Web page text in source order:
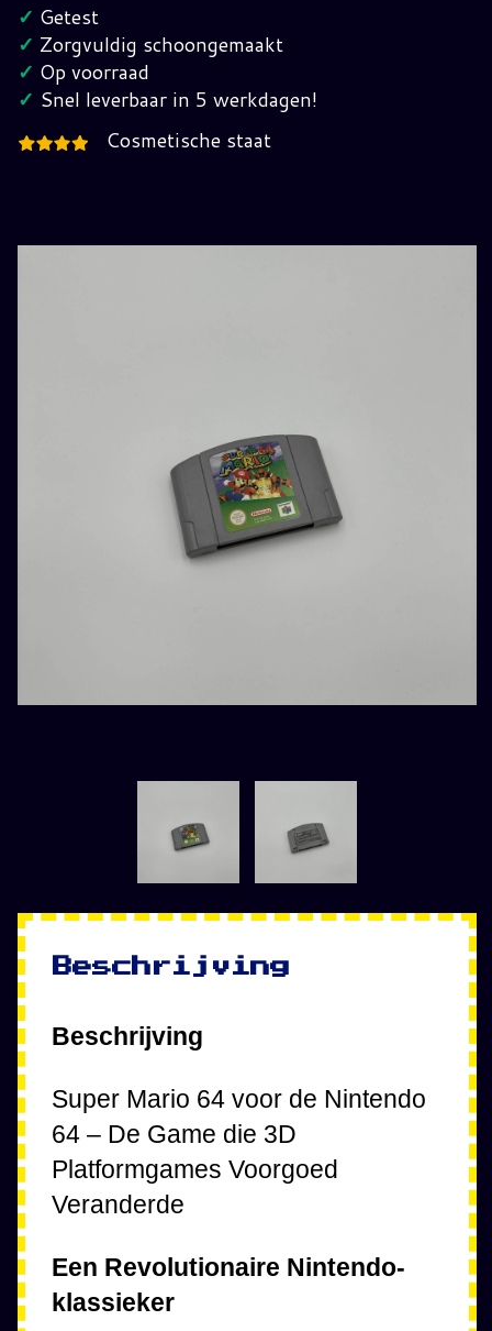
64
(EUR)
hoeveelheid
✓ Getest
✓ Zorgvuldig schoongemaakt
✓ Op voorraad
✓ Snel leverbaar in 5 werkdagen!
Cosmetische staat
Beschrijving
Beschrijving
Super Mario 64 voor de Nintendo
64 – De Game die 3D
Platformgames Voorgoed
Veranderde
Een Revolutionaire Nintendo-
klassieker